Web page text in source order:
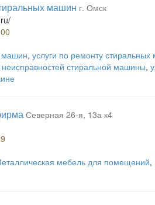
машин г. Омск
машин, услуги по ремонту
стиральной машины,
Северная 26-я, 13а к4
мебель для помещений,